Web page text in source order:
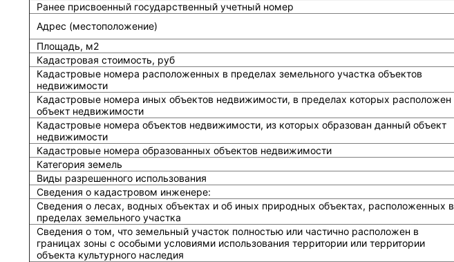
Ранее присвоенный государственный учетный номер
Адрес (местоположение)
Площадь, м2
Кадастровая стоимость, руб
Кадастровые номера расположенных в пределах земельного участка объектов
недвижимости
Кадастровые номера иных объектов недвижимости, в пределах которых расположен
объект недвижимости
Кадастровые номера объектов недвижимости, из которых образован данный объект
недвижимости
Кадастровые номера образованных объектов недвижимости
Категория земель
Виды разрешенного использования
Сведения о кадастровом инженере:
Cведения о лесах, водных объектах и об иных природных объектах, расположенных в
пределах земельного участка
Сведения о том, что земельный участок полностью или частично расположен в
границах зоны с особыми условиями использования территории или территории
объекта культурного наследия